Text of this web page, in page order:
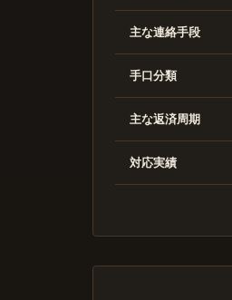
主な連絡手段
手口分類
主な返済周期
対応実績